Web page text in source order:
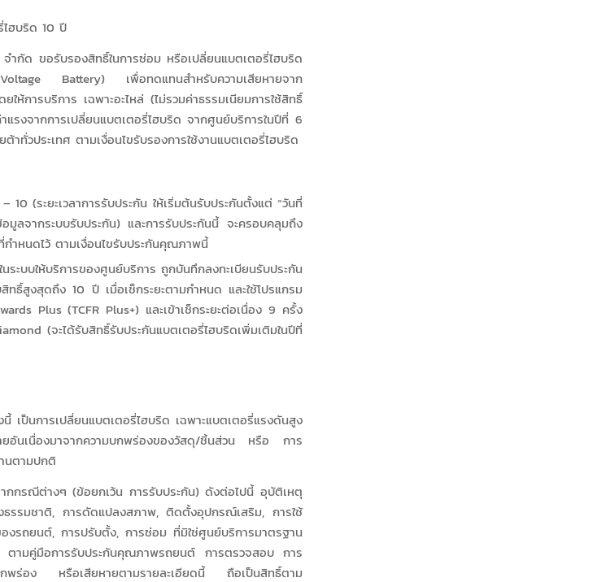
ไฮบริด 10 ปี
ากัด ขอรับรองสิทธิ์ในการซ่อม หรือเปลี่ยนแบตเตอรี่ไฮบริด
Battery) เพื่อทดแทนสําหรับความเสียหายจาก
การบริการ เฉพาะอะไหล่ (ไม่รวมค่าธรรมเนียมการใช้สิทธิ์
รงจากการเปลี่ยนแบตเตอรี่ไฮบริด จากศูนย์บริการในปีที่ 6
าทั่วประเทศ ตามเงื่อนไขรับรองการใช้งานแบตเตอรี่ไฮบริด
10 (ระยะเวลาการรับประกัน ให้เริ่มต้นรับประกันตั้งแต่ “วันที่
ลจากระบบรับประกัน) และการรับประกันนี้ จะครอบคลุมถึง
กำหนดไว้ ตามเงื่อนไขรับประกันคุณภาพนี้
ระบบให้บริการของศูนย์บริการ ถูกบันทึกลงทะเบียนรับประกัน
ธิ์สูงสุดถึง 10 ปี เมื่อเช็กระยะตามกำหนด และใช้โปรแกรม
Plus (TCFR Plus+) และเข้าเช็กระยะต่อเนื่อง 9 ครั้ง
(จะได้รับสิทธิ์รับประกันแบตเตอรี่ไฮบริดเพิ่มเติมในปีที่
นการเปลี่ยนแบตเตอรี่ไฮบริด เฉพาะแบตเตอรี่แรงดันสูง
นเนื่องมาจากความบกพร่องของวัสดุ/ชิ้นส่วน หรือ การ
นตามปกติ
ากกรณีต่างๆ (ข้อยกเว้น การรับประกัน) ดังต่อไปนี้ อุบัติเหตุ
รรมชาติ, การดัดแปลงสภาพ, ติดตั้งอุปกรณ์เสริม, การใช้
องรถยนต์, การปรับตั้ง, การซ่อม ที่มิใช่ศูนย์บริการมาตรฐาน
ตามคู่มือการรับประกันคุณภาพรถยนต์ การตรวจสอบ การ
กพร่อง หรือเสียหายตามรายละเอียดนี้ ถือเป็นสิทธิ์ตาม